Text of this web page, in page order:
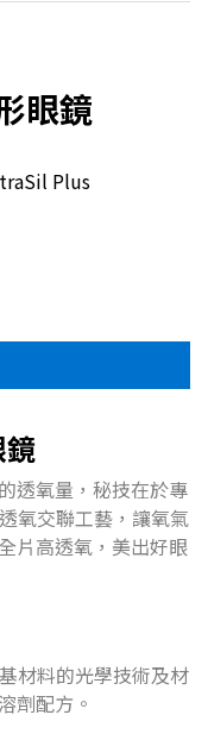
眼鏡
Plus
透氧量，秘技在於專
氧交聯工藝，讓氧氣
片高透氧，美出好眼
材料的光學技術及材
劑配方。